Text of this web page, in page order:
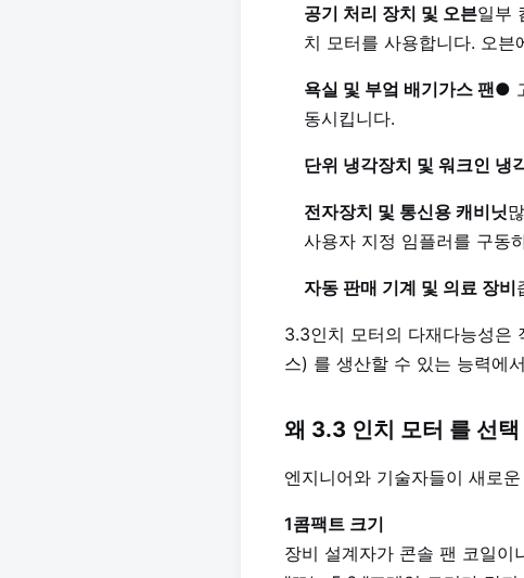
공기 처리 장치 및 오븐일부
치 모터를 사용합니다. 오
욕실 및 부엌 배기가스 팬●
동시킵니다.
단위 냉각장치 및 워크인 냉
전자장치 및 통신용 캐비닛
사용자 지정 임플러를 구동
자동 판매 기계 및 의료 장비
3.3인치 모터의 다재다능성은
스) 를 생산할 수 있는 능력에
왜 3.3 인치 모터 를 선
엔지니어와 기술자들이 새로
1콤팩트 크기
장비 설계자가 콘솔 팬 코일